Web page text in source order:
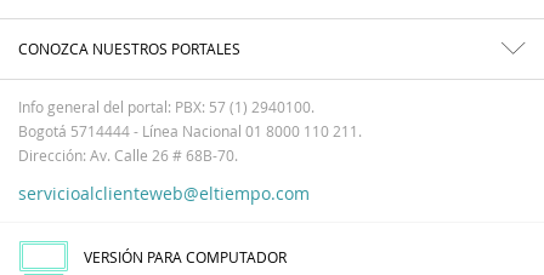
CONOZCA NUESTROS PORTALES
Info general del portal: PBX: 57 (1) 2940100.
Bogotá 5714444 - Línea Nacional 01 8000 110 211.
Dirección: Av. Calle 26 # 68B-70.
servicioalclienteweb@eltiempo.com
VERSIÓN PARA COMPUTADOR